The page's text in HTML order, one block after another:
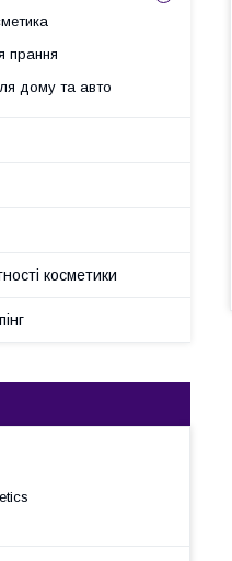
прання
дому та авто
косметики